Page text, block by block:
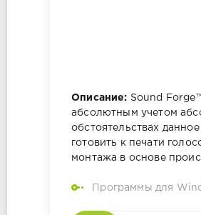
Описание: Sound
абсолютным учетом
обстоятельствах
готовить к печати
монтажа в основе
Программы для